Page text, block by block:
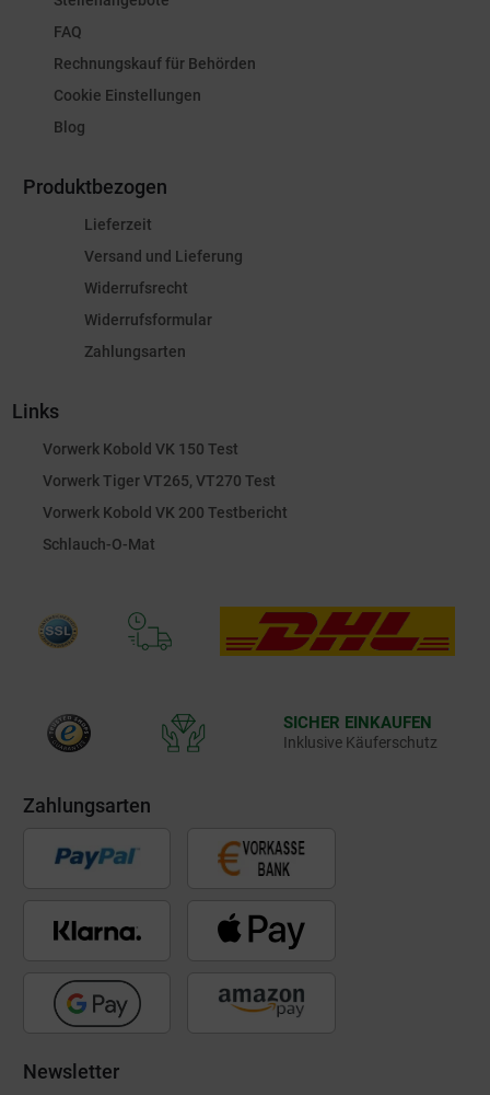
FAQ
Rechnungskauf für Behörden
Cookie Einstellungen
Blog
Produktbezogen
Lieferzeit
Versand und Lieferung
Widerrufsrecht
Widerrufsformular
Zahlungsarten
Links
Vorwerk Kobold VK 150 Test
Vorwerk Tiger VT265, VT270 Test
Vorwerk Kobold VK 200 Testbericht
Schlauch-O-Mat
SICHER EINKAUFEN
Inklusive Käuferschutz
Zahlungsarten
Newsletter